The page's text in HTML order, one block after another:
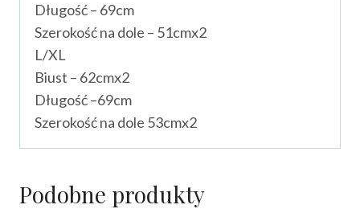
Długość – 69cm
Szerokość na dole – 51cmx2
L/XL
Biust – 62cmx2
Długość –69cm
Szerokość na dole 53cmx2
Podobne produkty